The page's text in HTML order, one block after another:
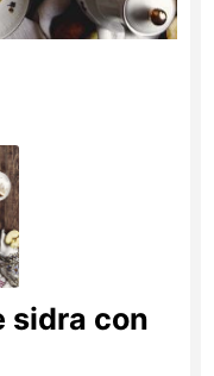
sidra con